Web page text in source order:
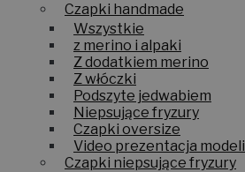
Czapki handmade
Wszystkie
z merino i alpaki
Z dodatkiem merino
Z włóczki
Podszyte jedwabiem
Niepsujące fryzury
Czapki oversize
Video prezentacja modeli
Czapki niepsujące fryzury